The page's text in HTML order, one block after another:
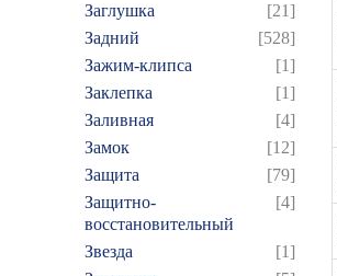
Заглушка
[21]
Задний
[528]
Зажим-клипса
[1]
Заклепка
[1]
Заливная
[4]
Замок
[12]
Защита
[79]
Защитно-
восстановительный
[4]
Звезда
[1]